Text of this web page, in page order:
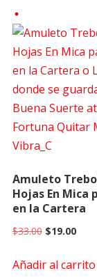
Amuleto
Hojas En Mica
en la Cartera
$33.00 Original
was:
$19.00
is:
Añadir al carrito